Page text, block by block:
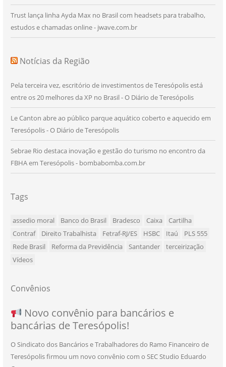
Trust lança linha Ayda Max no Brasil com headsets para trabalho,
estudos e chamadas online - jwave.com.br
Notícias da Região
Pela terceira vez, escritório de investimentos de Teresópolis está
entre os 20 melhores da XP no Brasil - O Diário de Teresópolis
Le Canton abre ao público parque aquático coberto e aquecido em
Teresópolis - O Diário de Teresópolis
Sebrae Rio destaca inovação e gestão do turismo no encontro da
FBHA em Teresópolis - bombabomba.com.br
Tags
assedio moral Banco do Brasil Bradesco Caixa
Cartilha
Contraf
Direito Trabalhista Fetraf-RJ/ES HSBC Itaú
PLS 555
Rede Brasil
Reforma da Previdência Santander
terceirização
Vídeos
Convênios
SEU NOVO BENEFÍCIO CHEGOU
Novo convênio para bancários e
bancárias de Teresópolis!
O Sindicato dos Bancários e Trabalhadores do Ramo Financeiro de
Teresópolis firmou um novo convênio com o SEC Studio Eduardo
NOVO CONVÊNIO PARA VOCÊ, BANCÁRIO
E BANCÁRIA!
Convênio com a Rede de Ensino Técnico e
Centro de Qualificação Técnica